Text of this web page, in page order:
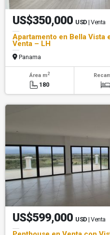
US$350,000 USD | Venta
Apartamento en Bella Vista
Venta – LH
Panama
Área m2
180
US$599,000 USD | Venta